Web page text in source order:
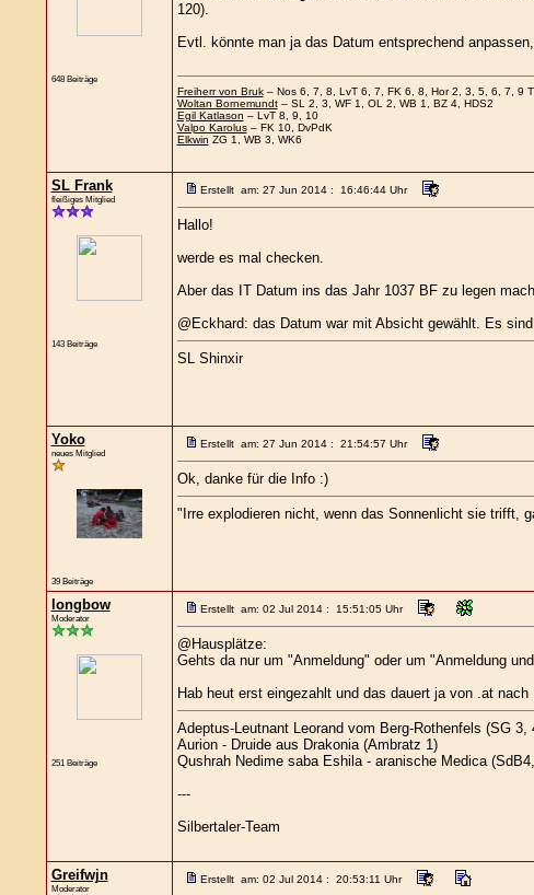
648 Beiträge
120).
Evtl. könnte man ja das Datum entsprechend
Freiherr von Bruk– Nos 6, 7, 8, LvT 6, 7, FK 6, 8, Hor 2, 3, 5, 6, 7, 9
Woltan Bornemundt– SL 2, 3, WF 1, OL 2, WB 1, BZ 4, HDS2
Egil Katlason – LvT 8, 9, 10
Valpo Karolus– FK 10, DvPdK
Elkwin ZG 1, WB 3, WK6
SL Frank
fleißiges Mitglied
143 Beiträge
Erstellt am: 27 Jun 2014 : 16:46:44 Uhr
Hallo!
werde es mal checken.
Aber das IT Datum ins das Jahr 1037 BF zu legen
@Eckhard: das Datum war mit Absicht gewählt. Es
SL Shinxir
Yoko
neues Mitglied
39 Beiträge
Erstellt am: 27 Jun 2014 : 21:54:57 Uhr
Ok, danke für die Info :)
"Irre explodieren nicht, wenn das Sonnenlicht sie trifft,
longbow
Moderator
251 Beiträge
Erstellt am: 02 Jul 2014 : 15:51:05 Uhr
@Hausplätze:
Gehts da nur um "Anmeldung" oder um "Anmeldung
Hab heut erst eingezahlt und das dauert ja von .at nach
Adeptus-Leutnant Leorand vom Berg-Rothenfels (SG
Aurion - Druide aus Drakonia (Ambratz 1)
Qushrah Nedime saba Eshila - aranische Medica
---
Silbertaler-Team
Greifwjn
Moderator
Erstellt am: 02 Jul 2014 : 20:53:11 Uhr